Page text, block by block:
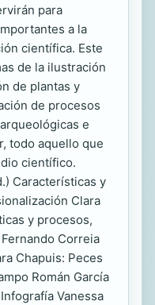
para
a la
científica. Este
de la ilustración
de plantas y
de procesos
e
todo aquello que
científico.
Características y
Clara
y procesos,
Correia
Chapuis: Peces
Román García
Vanessa